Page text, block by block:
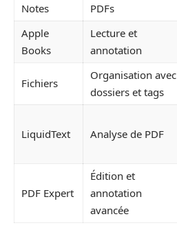
Notes
PDFs
Apple
Books
Lecture et
annotation
Fichiers
Organisation avec
dossiers et tags
LiquidText Analyse de PDF
PDF Expert
Édition et
annotation
avancée